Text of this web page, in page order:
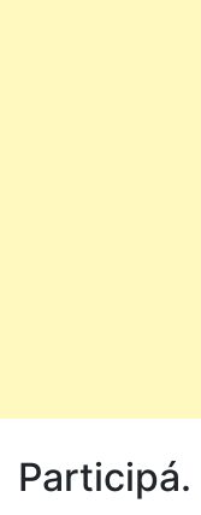
Participá.